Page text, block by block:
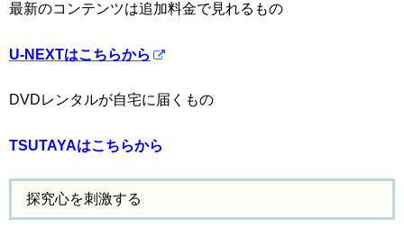
最新のコンテンツは追加料金で見れるもの
U-NEXTはこちらから
DVDレンタルが自宅に届くもの
TSUTAYAはこちらから
探究心を刺激する